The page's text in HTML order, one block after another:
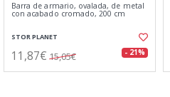
Barra de armario, ovalada, de metal
con acabado cromado, 200 cm
STOR PLANET
11,87€ 15,05€ - 21%